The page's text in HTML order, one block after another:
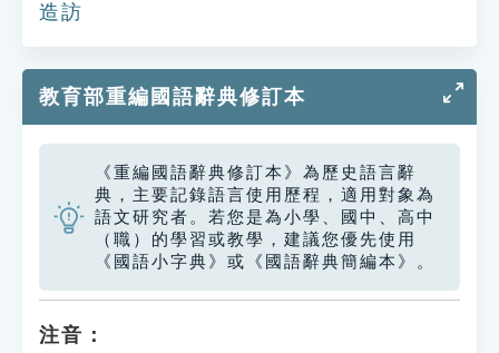
造訪
教育部重編國語辭典修訂本
《重編國語辭典修訂本》為歷史語言辭
典，主要記錄語言使用歷程，適用對象為
語文研究者。若您是為小學、國中、高中
（職）的學習或教學，建議您優先使用
《國語小字典》或《國語辭典簡編本》。
注音：